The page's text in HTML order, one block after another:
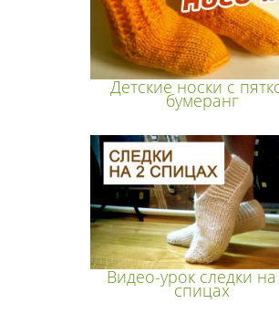
Детские носки с
бумеранг
Видео-урок следки
спицах